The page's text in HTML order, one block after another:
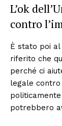
L’ok
contro
È stato poi al
riferito che
perché ci
legale contro
potrebbero